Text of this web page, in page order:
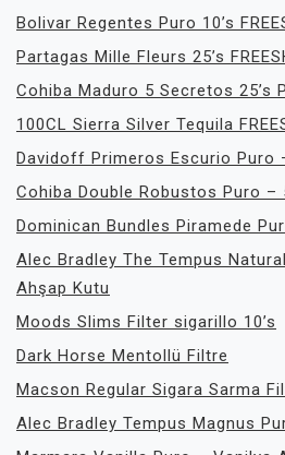
Bolivar Regentes Puro 10’s
Partagas Mille Fleurs 25’s
Cohiba Maduro 5 Secretos 25’s
100CL Sierra Silver Tequila
Davidoff Primeros Escurio Puro
Cohiba Double Robustos Puro –
Dominican Bundles Piramede
Alec Bradley The Tempus
Ahşap Kutu
Moods Slims Filter sigarillo 10’s
Dark Horse Mentollü Filtre
Macson Regular Sigara Sarma
Alec Bradley Tempus Magnus